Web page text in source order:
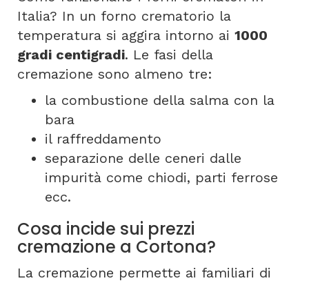
Italia? In un forno crematorio la
temperatura si aggira intorno ai 1000
gradi centigradi. Le fasi della
cremazione sono almeno tre:
la combustione della salma con la
bara
il raffreddamento
separazione delle ceneri dalle
impurità come chiodi, parti ferrose
ecc.
Cosa incide sui prezzi
cremazione a Cortona?
La cremazione permette ai familiari di